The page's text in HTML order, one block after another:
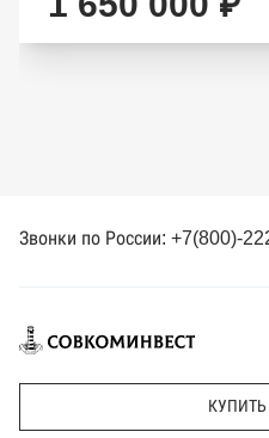
Звонки по России: +7(800)-